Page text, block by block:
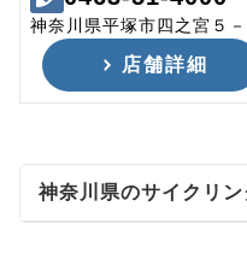
神奈川県平塚市四之宮５
店舗詳細
神奈川県のサイクリ